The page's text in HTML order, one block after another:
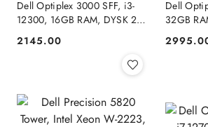
Dell Optiplex 3000 SFF, i3-
12300, 16GB RAM, DYSK 240
11 Pro
Cena:
2145.00
Dell
32GB
Cena: